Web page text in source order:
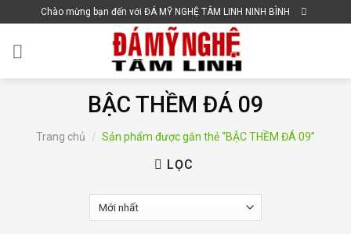
to
content
Chào mừng bạn đến với ĐÁ MỸ NGHỆ TÂM LINH NINH BÌNH
BẬC THỀM ĐÁ 09
Trang chủ / Sản phẩm được gắn thẻ “BẬC THỀM ĐÁ 09”
LỌC